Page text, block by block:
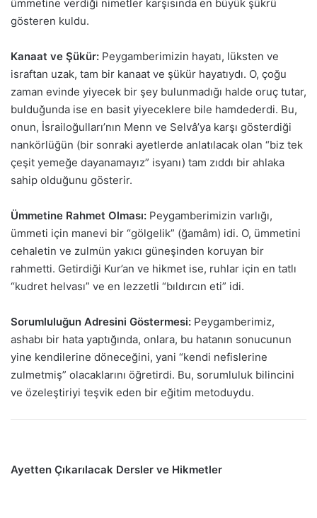
ümmetine verdiği nimetler karşısında en büyük şükrü
gösteren kuldu.
Kanaat ve Şükür: Peygamberimizin hayatı, lüksten ve
israftan uzak, tam bir kanaat ve şükür hayatıydı. O, çoğu
zaman evinde yiyecek bir şey bulunmadığı halde oruç tutar,
bulduğunda ise en basit yiyeceklere bile hamdederdi. Bu,
onun, İsrailoğulları’nın Menn ve Selvâ’ya karşı gösterdiği
nankörlüğün (bir sonraki ayetlerde anlatılacak olan “biz tek
çeşit yemeğe dayanamayız” isyanı) tam zıddı bir ahlaka
sahip olduğunu gösterir.
Ümmetine Rahmet Olması: Peygamberimizin varlığı,
ümmeti için manevi bir “gölgelik” (ğamâm) idi. O, ümmetini
cehaletin ve zulmün yakıcı güneşinden koruyan bir
rahmetti. Getirdiği Kur’an ve hikmet ise, ruhlar için en tatlı
“kudret helvası” ve en lezzetli “bıldırcın eti” idi.
Sorumluluğun Adresini Göstermesi: Peygamberimiz,
ashabı bir hata yaptığında, onlara, bu hatanın sonucunun
yine kendilerine döneceğini, yani “kendi nefislerine
zulmetmiş” olacaklarını öğretirdi. Bu, sorumluluk bilincini
ve özeleştiriyi teşvik eden bir eğitim metoduydu.
Ayetten Çıkarılacak Dersler ve Hikmetler